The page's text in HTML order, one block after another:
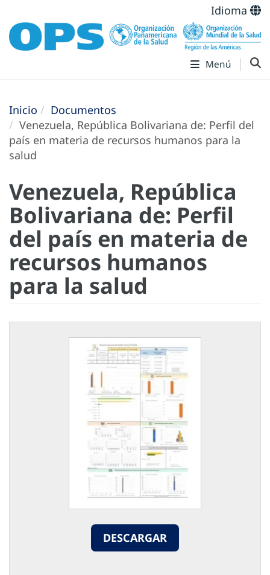
Idioma
Menú
Inicio
Documentos
Venezuela, República Bolivariana de: Perfil del
país en materia de recursos humanos para la
salud
Venezuela, República
Bolivariana de: Perfil
del país en materia de
recursos humanos
para la salud
DESCARGAR